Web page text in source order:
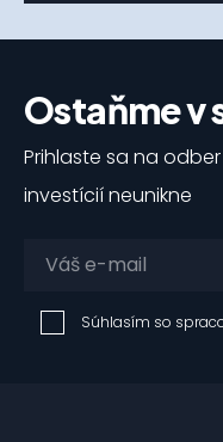
Ostaňme v
Prihlaste sa na
investícií neunikne
Súhlasím so